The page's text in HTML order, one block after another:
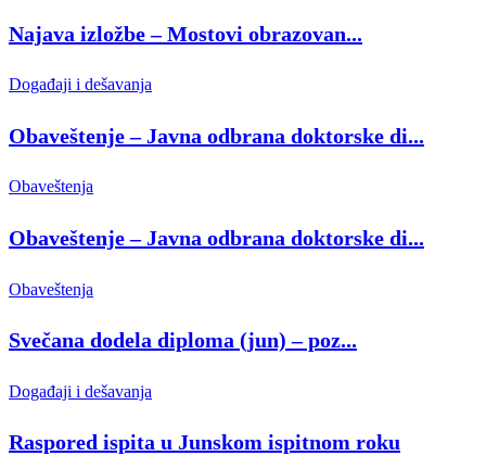
Najava izložbe – Mostovi obrazovan...
Događaji i dešavanja
Obaveštenje – Javna odbrana doktorske di...
Obaveštenja
Obaveštenje – Javna odbrana doktorske di...
Obaveštenja
Svečana dodela diploma (jun) – poz...
Događaji i dešavanja
Raspored ispita u Junskom ispitnom roku